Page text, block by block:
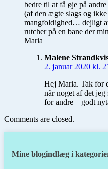
bedre til at få øje på
(af den ægte slags og
mangfoldighed… dejligt
rutcher på en bane der
Maria
Malene
2. januar 2020 kl.
Hej Maria. Tak for
når noget af det
for andre – godt
Comments are closed.
Mine blogindlæg i